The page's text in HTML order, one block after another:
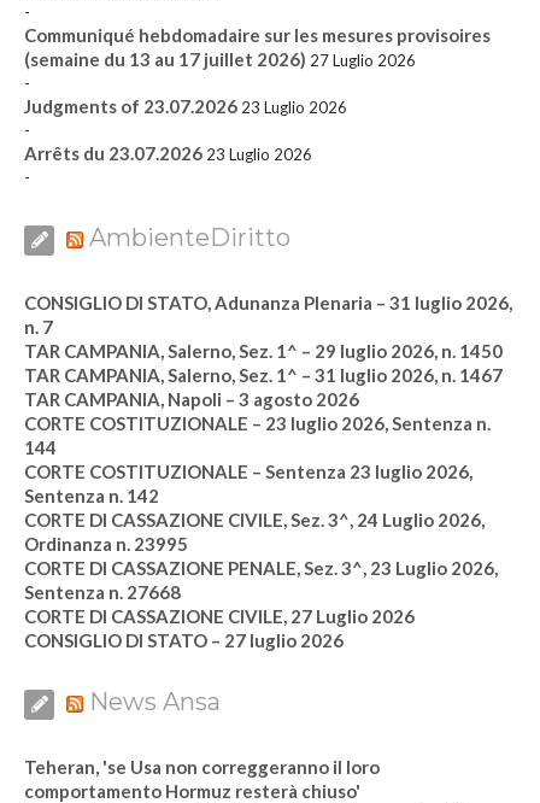
-
Communiqué hebdomadaire sur les mesures provisoires
(semaine du 13 au 17 juillet 2026) 27 Luglio 2026
-
Judgments of 23.07.2026 23 Luglio 2026
-
Arrêts du 23.07.2026 23 Luglio 2026
-
AmbienteDiritto
CONSIGLIO DI STATO, Adunanza Plenaria – 31 luglio 2026,
n. 7
TAR CAMPANIA, Salerno, Sez. 1^ – 29 luglio 2026, n. 1450
TAR CAMPANIA, Salerno, Sez. 1^ – 31 luglio 2026, n. 1467
TAR CAMPANIA, Napoli – 3 agosto 2026
CORTE COSTITUZIONALE – 23 luglio 2026, Sentenza n.
144
CORTE COSTITUZIONALE – Sentenza 23 luglio 2026,
Sentenza n. 142
CORTE DI CASSAZIONE CIVILE, Sez. 3^, 24 Luglio 2026,
Ordinanza n. 23995
CORTE DI CASSAZIONE PENALE, Sez. 3^, 23 Luglio 2026,
Sentenza n. 27668
CORTE DI CASSAZIONE CIVILE, 27 Luglio 2026
CONSIGLIO DI STATO – 27 luglio 2026
News Ansa
Teheran, 'se Usa non correggeranno il loro
comportamento Hormuz resterà chiuso'